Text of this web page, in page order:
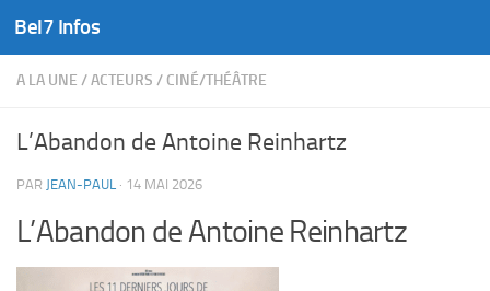
Skip to content
Bel7 Infos
A LA UNE /ACTEURS / CINÉ/THÉÂTRE
L’Abandon de Antoine Reinhartz
PAR JEAN-PAUL · 14 MAI 2026
L’Abandon de Antoine Reinhartz